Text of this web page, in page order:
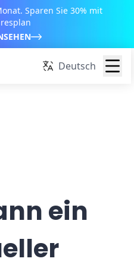
Sparen Sie 30% mit
Deutsch
ein